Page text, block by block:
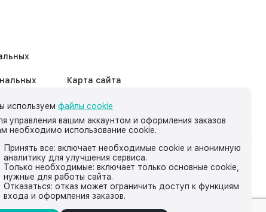
Карта сайта
носит исключительно информационный характер и ни
Федерации.
используем файлы cookie
управления вашим аккаунтом и оформления заказов
необходимо использование cookie.
Принять все: включает необходимые cookie и анонимную
аналитику для улучшения сервиса.
Только необходимые: включает только основные cookie,
нужные для работы сайта.
Отказаться: отказ может ограничить доступ к функциям
входа и оформления заказов.